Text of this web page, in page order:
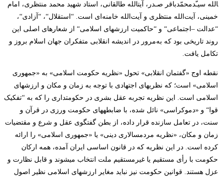
الله سیـّدمحمّدباقر صـدر، آیت­الله طالقانی، استاد شهید محمد منتظری، امام
­خمینی، آیت‌الله منتظری و آیت‌الله خامنه‌ای است. “ استقلال“، “ آزادی“،
“عدالت – اجتماعی“ و “حاکمیت ارزش­های­ اسلامی“ از شعارهای اصلی این
روند تاریخی بود که به‌مرور در اندیشه انقلابی متفکران جهان­
اسلام بروز و
تکامل یافت.
نقطه اوج «گفتمان­
انقلابی» تحول «نظریه حکومت ­اسلامی» به «جمهوری
اسلامی» است؛ که نظریه­ای اجتهادی با توجه به زمان و مکان و ارزش­های
اسلامی است. این نظریه تجربه عقل بشری در حکومت­داری را که به “تفکیک
قوا “ و «دموکراسی» نائل شده، با ضابطه­های حکومت ورزی در قرآن و
سنت، در تعامل سازنده قرار داده، از بطن گفتگوی عقل و شرع و مقتضیات
زمان و مکان، «نظریه مردم­سالاری ­دینی» یا «جمهوری­
اسلامی» را ارائه
کرده است. در این نظریه که در قانون­
اساسی­
ایران آمده، همه ارکان
حکومت با رأی مستقیم یا غیرمستقیم ملت انتخاب می­شوند و قابل نظارت و
عزل هستند. قوانین حکومت نیز نباید مغایر ارزش­های­
اسلامی نظیر اصول